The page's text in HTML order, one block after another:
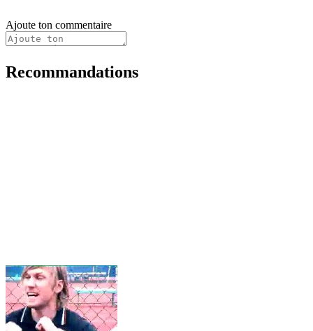
Ajoute ton commentaire
Recommandations